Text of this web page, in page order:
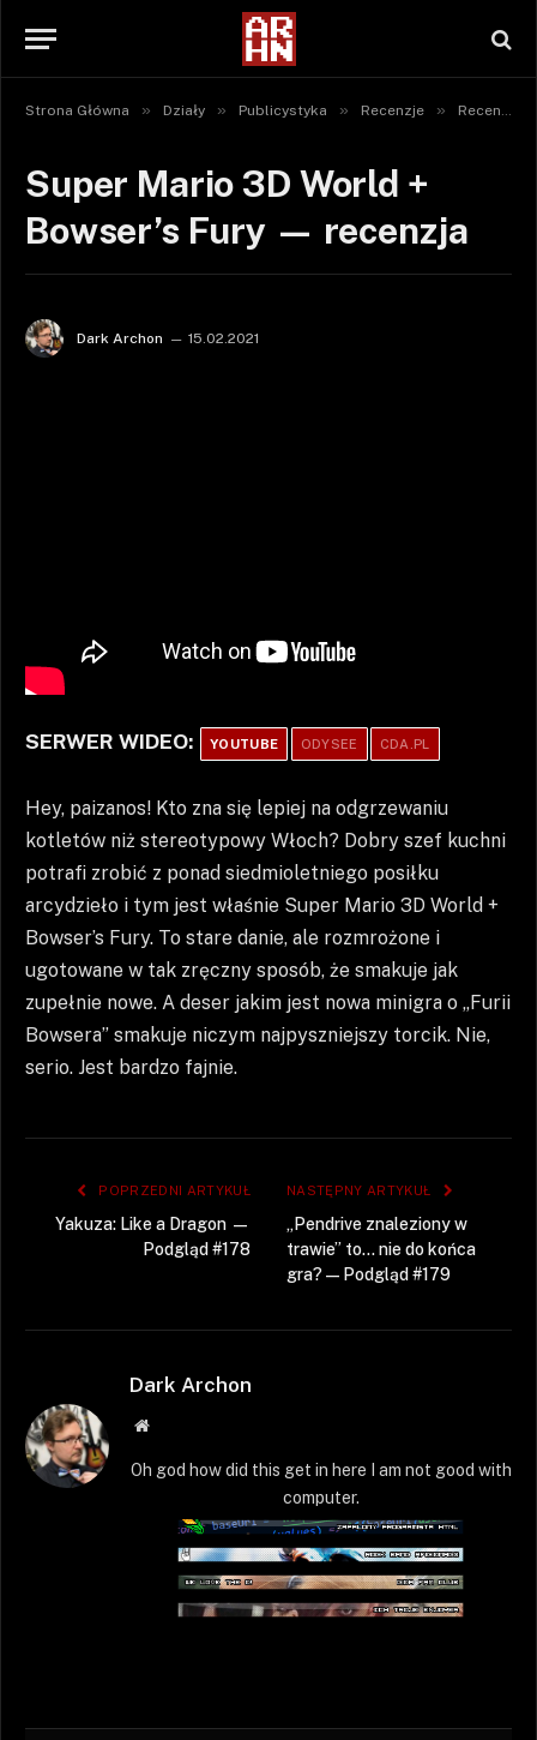
Strona Główna » Działy » Publicystyka » Recenzje » Recenzje gier
Super Mario 3D World +
Bowser’s Fury — recenzja
Dark Archon 15.02.2021
SERWER WIDEO: YOUTUBE ODYSEE CDA.PL
Hey, paizanos! Kto zna się lepiej na odgrzewaniu
kotletów niż stereotypowy Włoch? Dobry szef kuchni
potrafi zrobić z ponad siedmioletniego posiłku
arcydzieło i tym jest właśnie Super Mario 3D World +
Bowser’s Fury. To stare danie, ale rozmrożone i
ugotowane w tak zręczny sposób, że smakuje jak
zupełnie nowe. A deser jakim jest nowa minigra o „Furii
Bowsera” smakuje niczym najpyszniejszy torcik. Nie,
serio. Jest bardzo fajnie.
POPRZEDNI ARTYKUŁ
Yakuza: Like a Dragon —
Podgląd #178
NASTĘPNY ARTYKUŁ
„Pendrive znaleziony w
trawie” to… nie do końca
gra? — Podgląd #179
Dark Archon
Strona
Oh god how did this get in here I am not good with
computer.